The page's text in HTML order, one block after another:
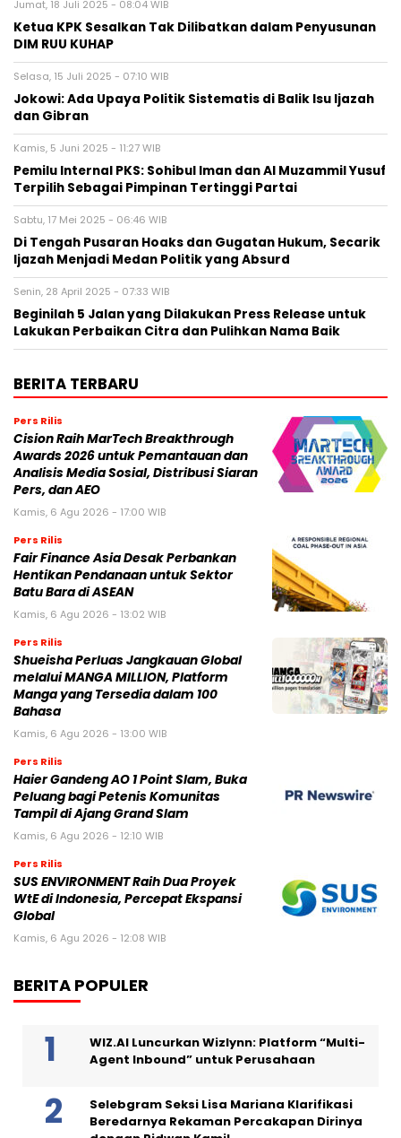
Jumat, 18 Juli 2025 - 08:04 WIB
Ketua KPK Sesalkan Tak Dilibatkan dalam Penyusunan
DIM RUU KUHAP
Selasa, 15 Juli 2025 - 07:10 WIB
Jokowi: Ada Upaya Politik Sistematis di Balik Isu Ijazah
dan Gibran
Kamis, 5 Juni 2025 - 11:27 WIB
Pemilu Internal PKS: Sohibul Iman dan Al Muzammil Yusuf
Terpilih Sebagai Pimpinan Tertinggi Partai
Sabtu, 17 Mei 2025 - 06:46 WIB
Di Tengah Pusaran Hoaks dan Gugatan Hukum, Secarik
Ijazah Menjadi Medan Politik yang Absurd
Senin, 28 April 2025 - 07:33 WIB
Beginilah 5 Jalan yang Dilakukan Press Release untuk
Lakukan Perbaikan Citra dan Pulihkan Nama Baik
BERITA TERBARU
Pers Rilis
Cision Raih MarTech Breakthrough
Awards 2026 untuk Pemantauan dan
Analisis Media Sosial, Distribusi Siaran
Pers, dan AEO
Kamis, 6 Agu 2026 - 17:00 WIB
Pers Rilis
Fair Finance Asia Desak Perbankan
Hentikan Pendanaan untuk Sektor
Batu Bara di ASEAN
Kamis, 6 Agu 2026 - 13:02 WIB
Pers Rilis
Shueisha Perluas Jangkauan Global
melalui MANGA MILLION, Platform
Manga yang Tersedia dalam 100
Bahasa
Kamis, 6 Agu 2026 - 13:00 WIB
Pers Rilis
Haier Gandeng AO 1 Point Slam, Buka
Peluang bagi Petenis Komunitas
Tampil di Ajang Grand Slam
Kamis, 6 Agu 2026 - 12:10 WIB
Pers Rilis
SUS ENVIRONMENT Raih Dua Proyek
WtE di Indonesia, Percepat Ekspansi
Global
Kamis, 6 Agu 2026 - 12:08 WIB
BERITA POPULER
WIZ.AI Luncurkan Wizlynn: Platform “Multi-
Agent Inbound” untuk Perusahaan
Selebgram Seksi Lisa Mariana Klarifikasi
Beredarnya Rekaman Percakapan Dirinya